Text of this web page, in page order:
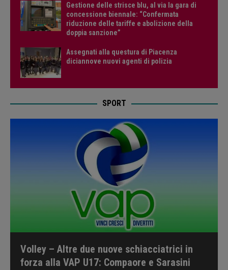
Gestione delle strisce blu, al via la gara di
concessione biennale: “Confermata
riduzione delle tariffe e abolizione della
doppia sanzione”
Assegnati alla questura di Piacenza
diciannove nuovi agenti di polizia
SPORT
Volley – Altre due nuove schiacciatrici in
forza alla VAP U17: Compaore e Sarasini